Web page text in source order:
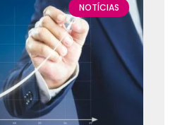
NOTÍCIAS